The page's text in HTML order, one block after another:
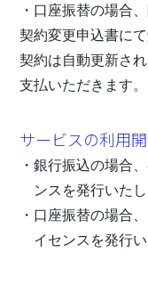
口座振替の場合
契約変更申込書に
契約は自動更新さ
支払いただきます。
サービスの利用
銀行振込の場合
ンスを発行いたし
口座振替の場合
イセンスを発行い